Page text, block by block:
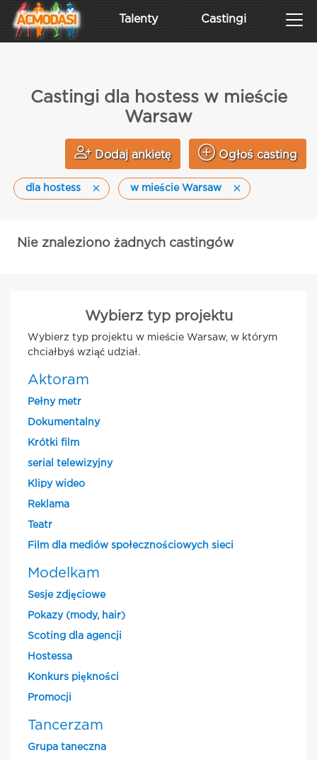
Talenty Castingi
Castingi dla hostess w mieście
Warsaw
Dodaj ankietę Ogłoś casting
dla hostess w mieście Warsaw
Nie znaleziono żadnych castingów
Wybierz typ projektu
Wybierz typ projektu w mieście Warsaw, w którym
chciałbyś wziąć udział.
Aktoram
Pełny metr
Dokumentalny
Krótki film
serial telewizyjny
Klipy wideo
Reklama
Teatr
Film dla mediów społecznościowych sieci
Modelkam
Sesje zdjęciowe
Pokazy (mody, hair)
Scoting dla agencji
Hostessa
Konkurs piękności
Promocji
Tancerzam
Grupa taneczna